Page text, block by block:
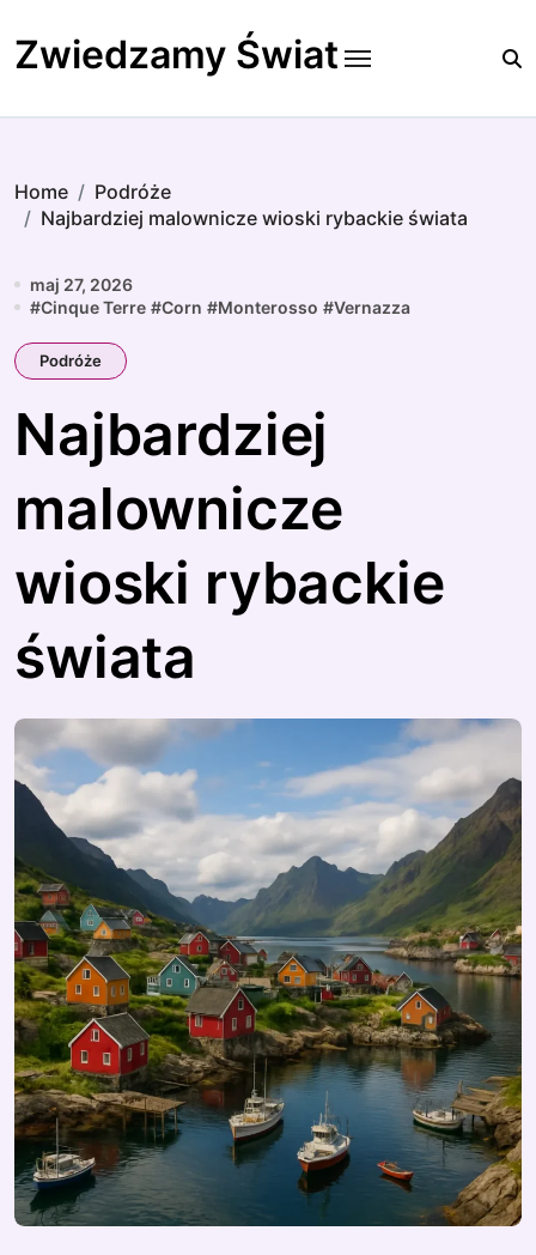
to
content
Zwiedzamy Świat
Home
Podróże
Najbardziej malownicze wioski rybackie świata
maj 27, 2026
#Cinque Terre #Corn #Monterosso #Vernazza
Podróże
Najbardziej
malownicze
wioski rybackie
świata